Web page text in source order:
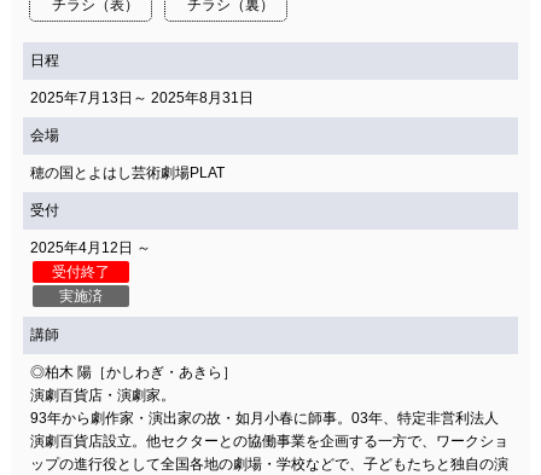
チラシ（表） チラシ（裏）
日程
2025年7月13日～ 2025年8月31日
会場
穂の国とよはし芸術劇場PLAT
受付
2025年4月12日 ～
受付終了
実施済
講師
◎柏木 陽［かしわぎ・あきら］
演劇百貨店・演劇家。
93年から劇作家・演出家の故・如月小春に師事。03年、特定非営利法人
演劇百貨店設立。他セクターとの協働事業を企画する一方で、ワークショ
ップの進行役として全国各地の劇場・学校などで、子どもたちと独自の演